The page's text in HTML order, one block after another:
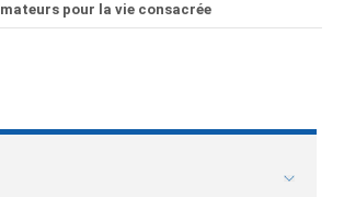
pour la vie consacrée